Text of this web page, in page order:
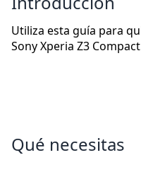
Utiliza esta guía para
Sony Xperia Z3
Qué necesitas